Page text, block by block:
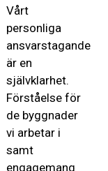
Vårt
personliga
ansvarstagande
är en
självklarhet.
Förståelse för
de byggnader
vi arbetar i
samt
engagemang